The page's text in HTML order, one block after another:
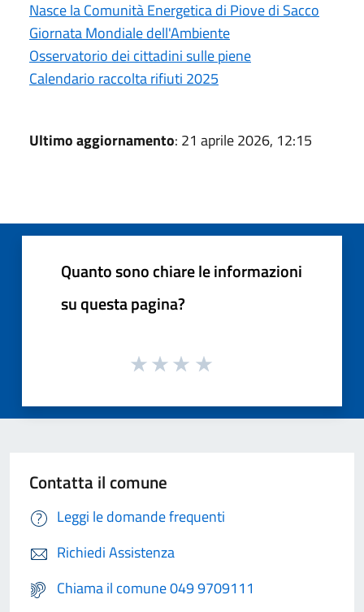
Nasce la Comunità Energetica di Piove di Sacco
Giornata Mondiale dell'Ambiente
Osservatorio dei cittadini sulle piene
Calendario raccolta rifiuti 2025
Ultimo aggiornamento: 21 aprile 2026, 12:15
Quanto sono chiare le informazioni
su questa pagina?
Contatta il comune
Leggi le domande frequenti
Richiedi Assistenza
Chiama il comune 049 9709111